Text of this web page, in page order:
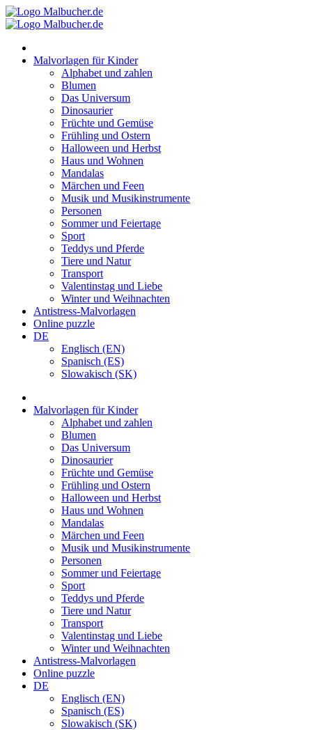
Zum
Inhalt
Malvorlagen für Kinder
Alphabet und zahlen
Blumen
Das Universum
Dinosaurier
Früchte und Gemüse
Frühling und Ostern
Halloween und Herbst
Haus und Wohnen
Mandalas
Märchen und Feen
Musik und Musikinstrumente
Personen
Sommer und Feiertage
Sport
Teddys und Pferde
Tiere und Natur
Transport
Valentinstag und Liebe
Winter und Weihnachten
Antistress-Malvorlagen
Online puzzle
DE
Englisch (EN)
Spanisch (ES)
Slowakisch (SK)
Malvorlagen für Kinder
Alphabet und zahlen
Blumen
Das Universum
Dinosaurier
Früchte und Gemüse
Frühling und Ostern
Halloween und Herbst
Haus und Wohnen
Mandalas
Märchen und Feen
Musik und Musikinstrumente
Personen
Sommer und Feiertage
Sport
Teddys und Pferde
Tiere und Natur
Transport
Valentinstag und Liebe
Winter und Weihnachten
Antistress-Malvorlagen
Online puzzle
DE
Englisch (EN)
Spanisch (ES)
Slowakisch (SK)